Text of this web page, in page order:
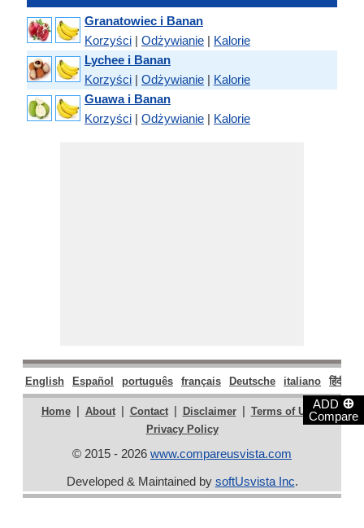
ADD ⊕
Compare
Granatowiec i Banan
Korzyści | Odżywianie | Kalorie
Lychee i Banan
Korzyści | Odżywianie | Kalorie
Guawa i Banan
Korzyści | Odżywianie | Kalorie
English Español português français Deutsche italiano हिंदी
Home | About | Contact | Disclaimer | Terms of Use |
Privacy Policy
© 2015 - 2026 www.compareusvista.com
Developed & Maintained by softUsvista Inc.